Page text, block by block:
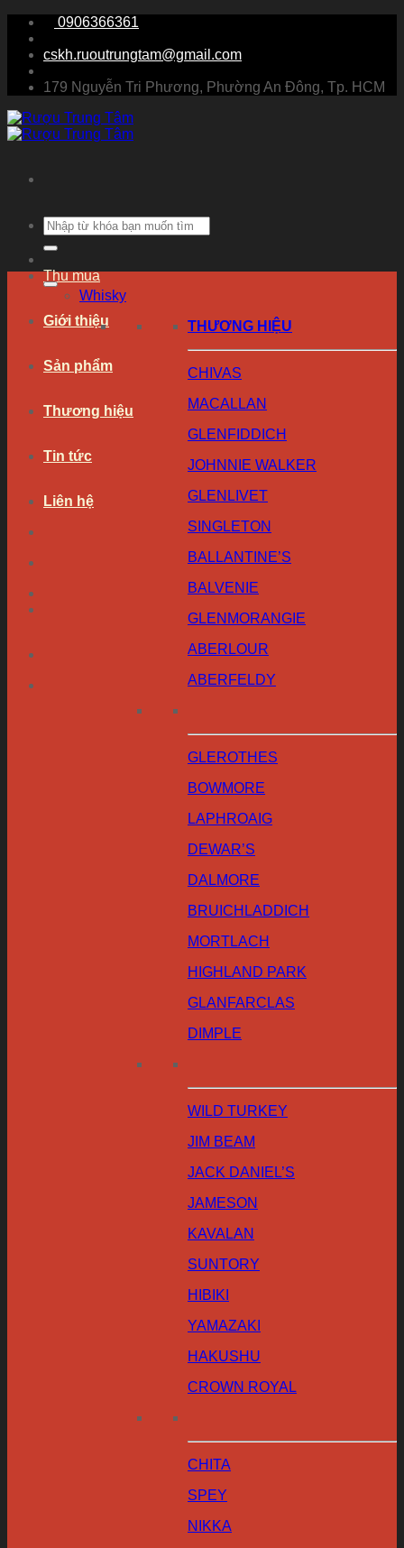
Chuyển
đến
dung
0906366361
cskh.ruoutrungtam@gmail.com
179 Nguyễn Tri Phương, Phường An Đông, Tp. HCM
Tìm
kiếm:
Thu mua
Giới thiệu
Sản phẩm
Thương hiệu
Tin tức
Liên hệ
Whisky
THƯƠNG HIỆU
CHIVAS
MACALLAN
GLENFIDDICH
JOHNNIE WALKER
GLENLIVET
SINGLETON
BALLANTINE’S
BALVENIE
GLENMORANGIE
ABERLOUR
ABERFELDY
GLEROTHES
BOWMORE
LAPHROAIG
DEWAR’S
DALMORE
BRUICHLADDICH
MORTLACH
HIGHLAND PARK
GLANFARCLAS
DIMPLE
WILD TURKEY
JIM BEAM
JACK DANIEL’S
JAMESON
KAVALAN
SUNTORY
HIBIKI
YAMAZAKI
HAKUSHU
CROWN ROYAL
CHITA
SPEY
NIKKA